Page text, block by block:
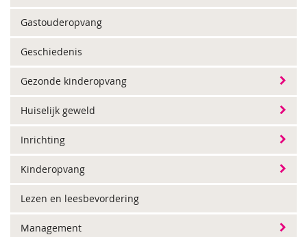
Gastouderopvang
Geschiedenis
Gezonde kinderopvang
Huiselijk geweld
Inrichting
Kinderopvang
Lezen en leesbevordering
Management